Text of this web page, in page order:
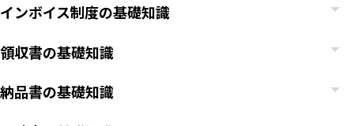
インボイス制度の基礎知識
領収書の基礎知識
納品書の基礎知識